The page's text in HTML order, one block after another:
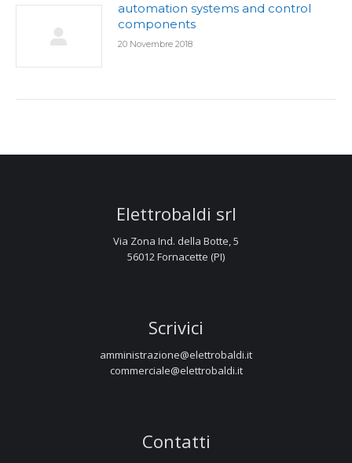
automation systems and control
components
20 Novembre 2018
Elettrobaldi srl
Via Zona Ind. della Botte, 5
56012 Fornacette (PI)
Scrivici
amministrazione@elettrobaldi.it
commerciale@elettrobaldi.it
Contatti